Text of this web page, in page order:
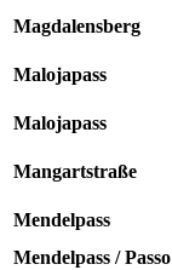
Magdalensberg
Malojapass
Malojapass
Mangartstraße
Mendelpass
Mendelpass / Passo